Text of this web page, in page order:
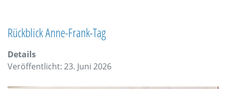
Rückblick Anne-Frank-Tag
Details
Veröffentlicht: 23. Juni 2026